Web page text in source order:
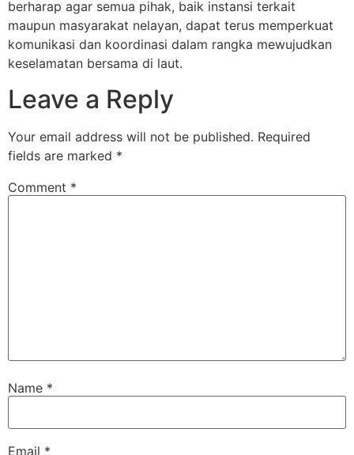
berharap agar semua pihak, baik instansi terkait
maupun masyarakat nelayan, dapat terus memperkuat
komunikasi dan koordinasi dalam rangka mewujudkan
keselamatan bersama di laut.
Leave a Reply
Your email address will not be published. Required
fields are marked *
Comment *
Name *
Email *